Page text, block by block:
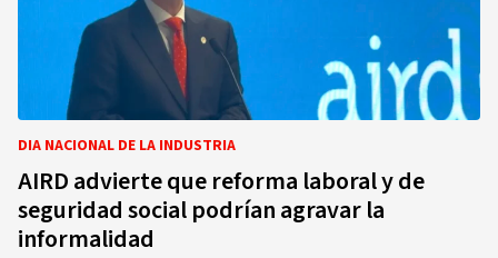
DIA NACIONAL DE LA INDUSTRIA
AIRD advierte que reforma laboral y de
seguridad social podrían agravar la
informalidad